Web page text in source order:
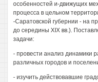
особенностей и-движущих
процесса в цельном
-Саратовской губернии - на
до середины XIX вв.).
задачи:
- провести анализ динамики
различных городов и
- изучить действовавшие